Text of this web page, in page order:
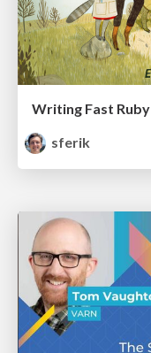
Writing Fast Ruby
sferik